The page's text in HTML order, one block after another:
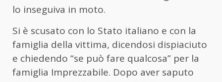
lo inseguiva in moto.
Si è scusato con lo Stato italiano e con la
famiglia della vittima, dicendosi dispiaciuto
e chiedendo “se può fare qualcosa” per la
famiglia Imprezzabile. Dopo aver saputo